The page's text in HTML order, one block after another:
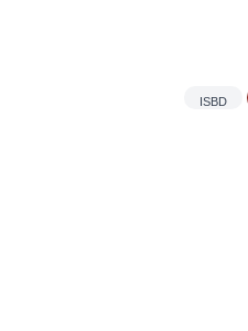
ISBD